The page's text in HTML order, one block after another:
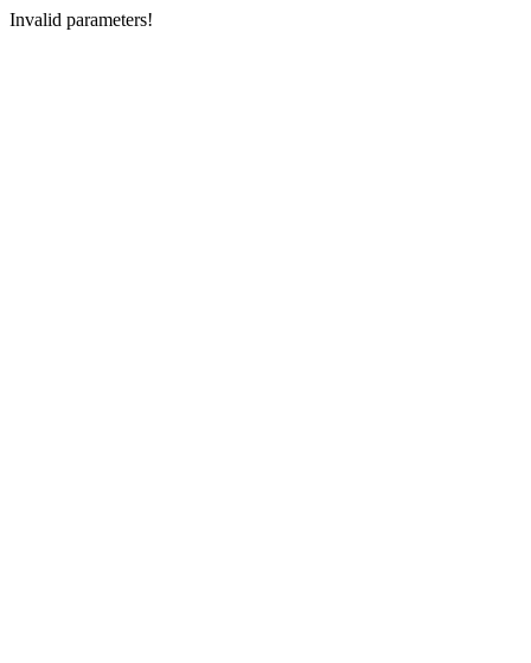
Invalid parameters!